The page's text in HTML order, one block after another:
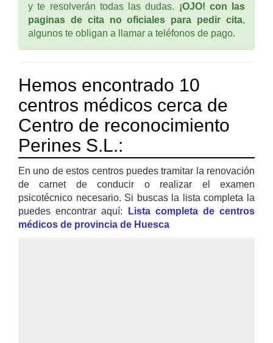
y te resolverán todas las dudas. ¡OJO! con las
paginas de cita no oficiales para pedir cita,
algunos te obligan a llamar a teléfonos de pago.
Hemos encontrado 10
centros médicos cerca de
Centro de reconocimiento
Perines S.L.:
En uno de estos centros puedes tramitar la renovación
de carnet de conducir o realizar el examen
psicotécnico necesario. Si buscas la lista completa la
puedes encontrar aquí:
Lista completa de centros
médicos de provincia de Huesca